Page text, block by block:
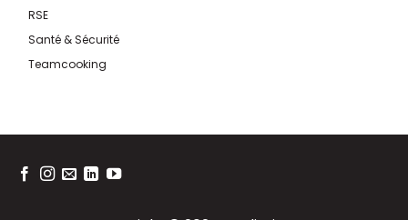
RSE
Santé & Sécurité
Teamcooking